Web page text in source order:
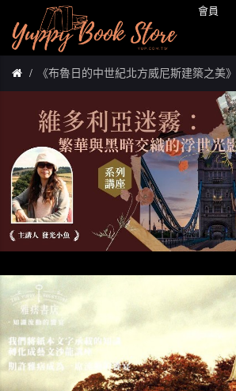
會員
《布魯日的中世紀北方威尼斯建築之美》